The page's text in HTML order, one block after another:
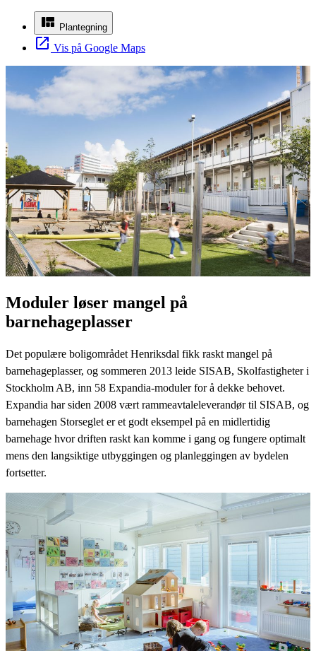
Plantegning
Vis på Google Maps
Moduler løser mangel på
barnehageplasser
Det populære boligområdet Henriksdal fikk raskt mangel på
barnehageplasser, og sommeren 2013 leide SISAB, Skolfastigheter i
Stockholm AB, inn 58 Expandia-moduler for å dekke behovet.
Expandia har siden 2008 vært rammeavtaleleverandør til SISAB, og
barnehagen Storseglet er et godt eksempel på en midlertidig
barnehage hvor driften raskt kan komme i gang og fungere optimalt
mens den langsiktige utbyggingen og planleggingen av bydelen
fortsetter.